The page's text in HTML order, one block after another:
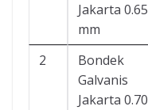
Jakarta 0.65
mm
2
Bondek
Galvanis
Jakarta 0.70